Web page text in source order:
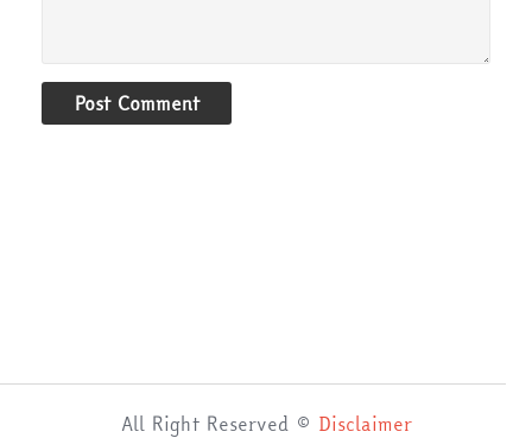
Post Comment
All Right Reserved © Disclaimer